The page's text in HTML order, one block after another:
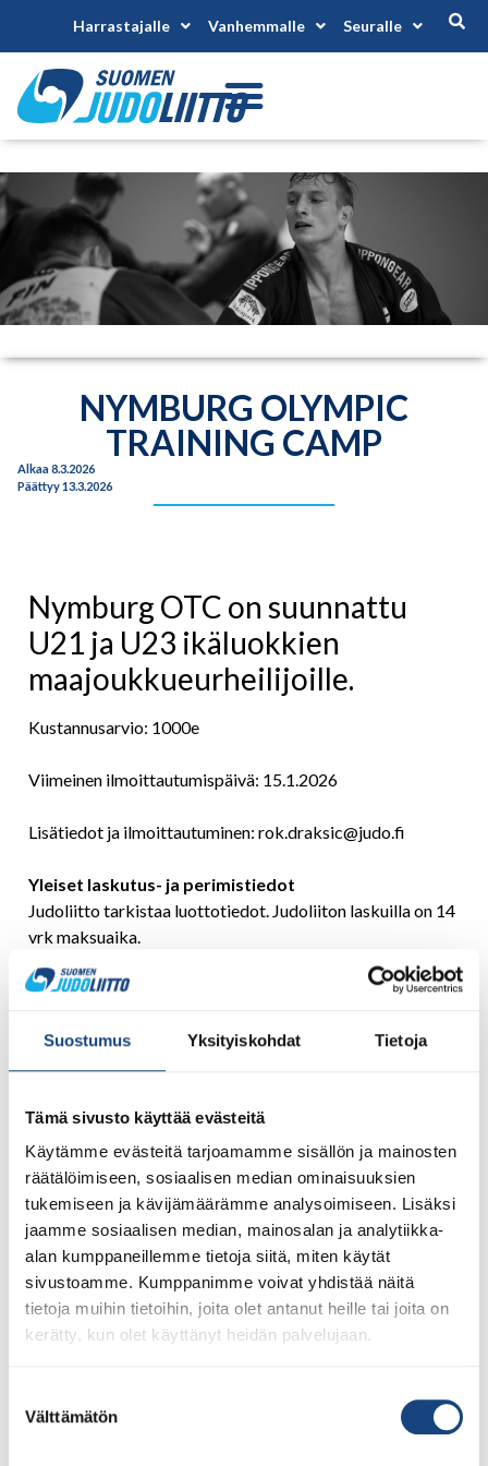
Suostumus Yksityiskohdat Tietoja
Tämä sivusto käyttää evästeitä
Käytämme evästeitä tarjoamamme sisällön ja mainosten
räätälöimiseen, sosiaalisen median ominaisuuksien
tukemiseen ja kävijämäärämme analysoimiseen. Lisäksi
jaamme sosiaalisen median, mainosalan ja analytiikka-
alan kumppaneillemme tietoja siitä, miten käytät
sivustoamme. Kumppanimme voivat yhdistää näitä
tietoja muihin tietoihin, joita olet antanut heille tai joita on
kerätty, kun olet käyttänyt heidän palvelujaan.
valinta
Välttämätön
Harrastajalle Vanhemmalle Seuralle
NYMBURG OLYMPIC
TRAINING CAMP
Alkaa 8.3.2026
Päättyy 13.3.2026
Nymburg OTC on suunnattu
U21 ja U23 ikäluokkien
maajoukkueurheilijoille.
Kustannusarvio: 1000e
Viimeinen ilmoittautumispäivä: 15.1.2026
Lisätiedot ja ilmoittautuminen: rok.draksic@judo.fi
Yleiset laskutus- ja perimistiedot
Judoliitto tarkistaa luottotiedot. Judoliiton laskuilla on 14
vrk maksuaika.
Judoliitto lähettää kaksi maksumuistutusta, jonka jälkeen
saatava siirretään perintäyhtiölle.
Kilpailumatkojen laskutus
Suomen Judoliiton valmennussuunnitelman mukaisten
toimistopalvelumaksu Judoliitolle koituneiden
kustannusten lisäksi.
Peruutusehdot, matkat
Matkalle voi ilmoittautua matkan vastuuvalmentajan
tiedottamissa aikamääreissä. Ilmoittautuminen on sitova.
Mikäli matka mahdollisesti perutaan, Judoliitto laskuttaa
ne kulut, joista ei ole saanut palautusta tai hyvitystä
(esimerkiksi lentoliput, majoitus- ja ilmoittautumismaksut,
hakea omasta matkavakuutuksesta korvauksia
lääkärintodistusta vastaan niistä kuluista, jotka Judoliitto